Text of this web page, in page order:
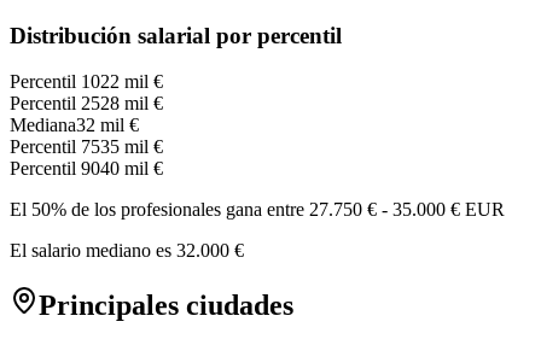
Distribución salarial por percentil
Percentil 1022 mil €
Percentil 2528 mil €
Mediana32 mil €
Percentil 7535 mil €
Percentil 9040 mil €
El 50% de los profesionales gana entre 27.750 € - 35.000 € EUR
El salario mediano es 32.000 €
Principales ciudades